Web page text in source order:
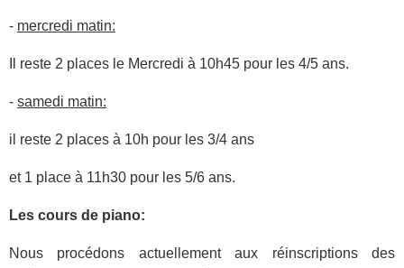
- mercredi matin:
Il reste 2 places le Mercredi à 10h45 pour les 4/5 ans.
- samedi matin:
il reste 2 places à 10h pour les 3/4 ans
et 1 place à 11h30 pour les 5/6 ans.
Les cours de piano:
Nous procédons actuellement aux réinscriptions des